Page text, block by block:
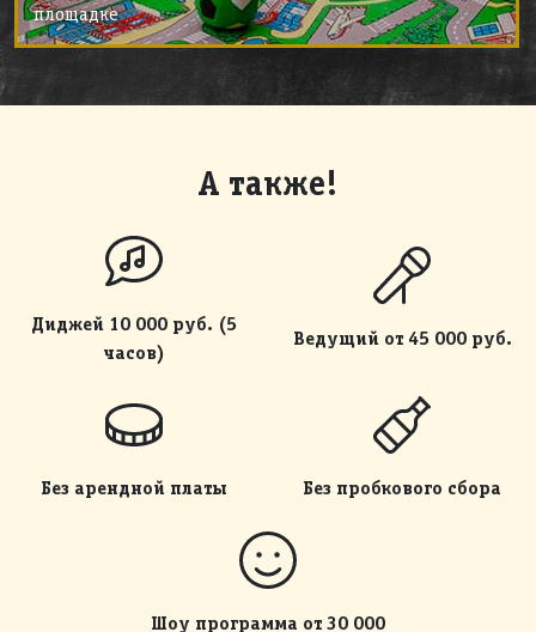
площадке
А также!
Диджей 10 000 руб. (5
часов)
Ведущий от 45 000 руб.
Без арендной платы Без пробкового сбора
Шоу программа от 30 000